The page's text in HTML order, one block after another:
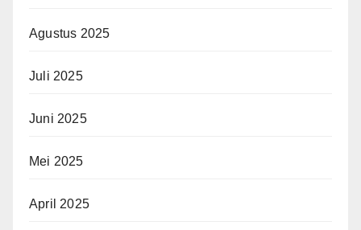
Agustus 2025
Juli 2025
Juni 2025
Mei 2025
April 2025